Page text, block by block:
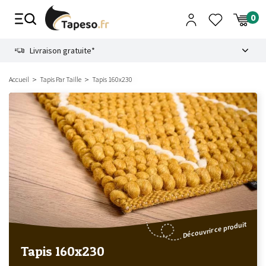
Livraison gratuite*
Accueil Tapis Par Taille Tapis 160x230
Tapis 160x230
Découvrir ce produit